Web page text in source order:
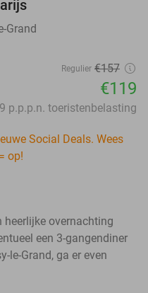
Grand
Regulier €157
€119
p.p.p.n. toeristenbelasting
Social Deals. Wees
op!
heerlijke overnachting
een 3-gangendiner
le-Grand, ga er even